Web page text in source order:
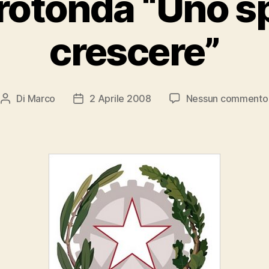
crescere”
Autore
Di Marco
Data2 Aprile 2008 Nessun commento